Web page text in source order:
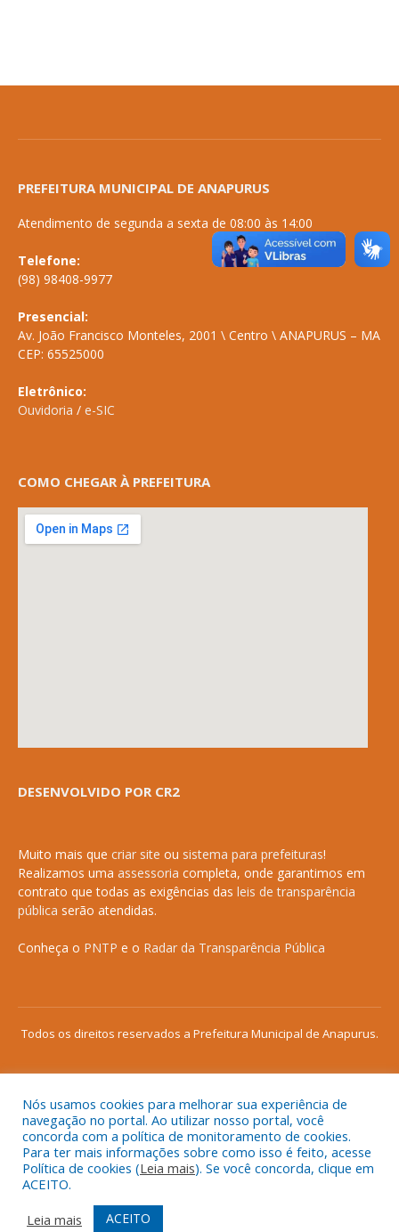
PREFEITURA MUNICIPAL DE ANAPURUS
Atendimento de segunda a sexta de 08:00 às 14:00
Telefone:
(98) 98408-9977
Presencial:
Av. João Francisco Monteles, 2001 \ Centro \ ANAPURUS – MA
CEP: 65525000
Eletrônico:
Ouvidoria / e-SIC
COMO CHEGAR À PREFEITURA
DESENVOLVIDO POR CR2
Muito mais que criar site ou sistema para prefeituras!
Realizamos uma assessoria completa, onde garantimos em
contrato que todas as exigências das leis de transparência
pública serão atendidas.
Conheça o PNTP e o Radar da Transparência Pública
Todos os direitos reservados a Prefeitura Municipal de Anapurus.
Mapa do Site
Acessar Área Administrativa
Acessar o Webmail
Nós usamos cookies para melhorar sua experiência de
navegação no portal. Ao utilizar nosso portal, você
concorda com a política de monitoramento de cookies.
Para ter mais informações sobre como isso é feito, acesse
Política de cookies (Leia mais). Se você concorda, clique em
ACEITO.
Leia mais
ACEITO